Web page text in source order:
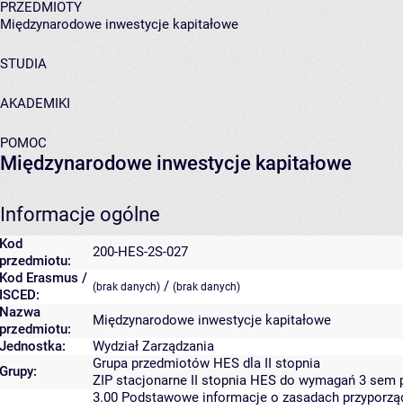
PRZEDMIOTY
Międzynarodowe inwestycje kapitałowe
STUDIA
AKADEMIKI
POMOC
Międzynarodowe inwestycje kapitałowe
Informacje ogólne
Kod
przedmiotu:
200-HES-2S-027
Kod Erasmus /
ISCED:
(brak danych) / (brak danych)
Nazwa
przedmiotu:
Międzynarodowe inwestycje kapitałowe
Jednostka:
Wydział Zarządzania
Grupy:
Grupa przedmiotów HES dla II stopnia
ZIP stacjonarne II stopnia HES do wymagań 3 sem
3.00 Podstawowe informacje o zasadach